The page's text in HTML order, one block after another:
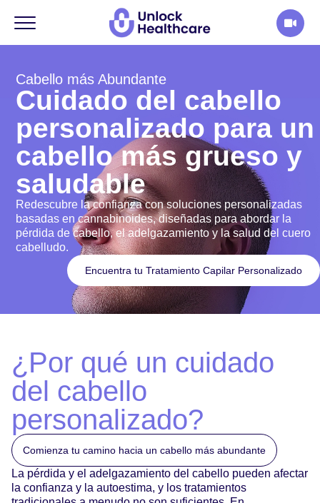
Cabello más Abundante
Cuidado del cabello
personalizado para un
cabello más grueso y
saludable
Redescubre la confianza con soluciones personalizadas
basadas en cannabinoides, diseñadas para abordar la
pérdida de cabello, el adelgazamiento y la salud del cuero
cabelludo.
Encuentra tu Tratamiento Capilar Personalizado
¿Por qué un cuidado
del cabello
personalizado?
Comienza tu camino hacia un cabello más abundante
La pérdida y el adelgazamiento del cabello pueden afectar
la confianza y la autoestima, y los tratamientos